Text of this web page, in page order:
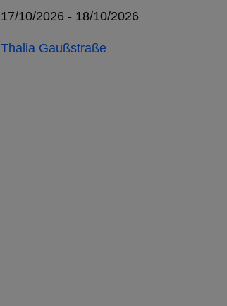
17/10/2026 - 18/10/2026
Thalia Gaußstraße